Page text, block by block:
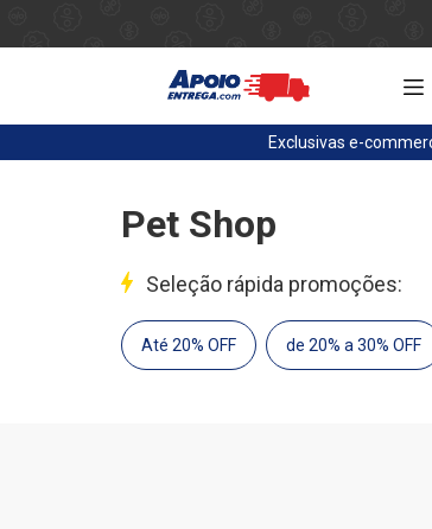
Exclusivas e-
Pet Shop
Seleção rápida promoções:
Até 20% OFF de 20% a 30% OFF